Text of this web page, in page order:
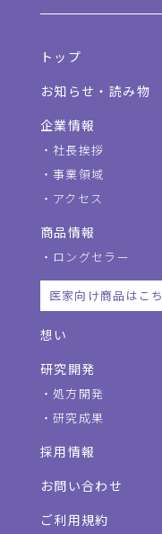
トップ
お知らせ・読み物
企業情報
社長挨拶
事業領域
アクセス
商品情報
ロングセラー
医家向け商品はこ
想い
研究開発
処方開発
研究成果
採用情報
お問い合わせ
ご利用規約